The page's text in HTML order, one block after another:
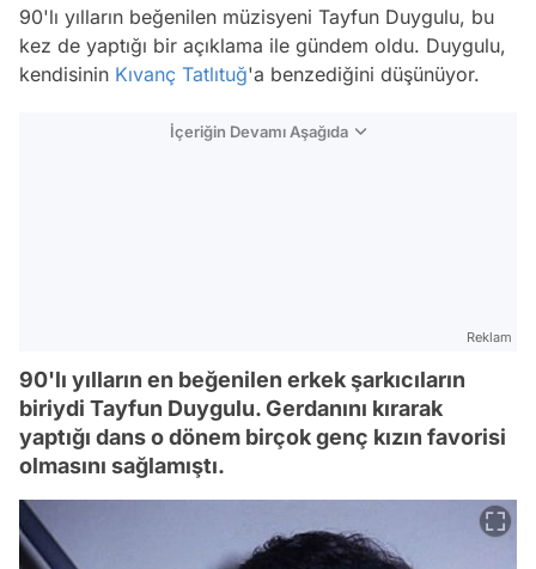
90'lı yılların beğenilen müzisyeni Tayfun Duygulu, bu
kez de yaptığı bir açıklama ile gündem oldu. Duygulu,
kendisinin Kıvanç Tatlıtuğ'a benzediğini düşünüyor.
İçeriğin Devamı Aşağıda
Reklam
90'lı yılların en beğenilen erkek şarkıcıların
biriydi Tayfun Duygulu. Gerdanını kırarak
yaptığı dans o dönem birçok genç kızın favorisi
olmasını sağlamıştı.